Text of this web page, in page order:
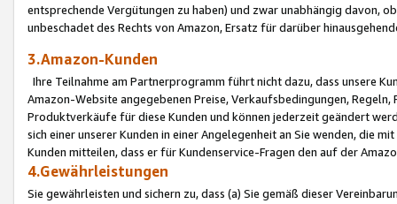
entsprechende Vergütungen zu haben) und zwar unabhängig davon,
unbeschadet des Rechts von Amazon, Ersatz für darüber
3.Amazon-Kunden
Ihre Teilnahme am Partnerprogramm führt nicht dazu, dass unsere
Amazon-Website angegebenen Preise, Verkaufsbedingungen,
Produktverkäufe für diese Kunden und können jederzeit geändert
sich einer unserer Kunden in einer Angelegenheit an Sie wenden, die
Kunden mitteilen, dass er für Kundenservice-Fragen den auf der
4.Gewährleistungen
Sie gewährleisten und sichern zu, dass (a) Sie gemäß dieser